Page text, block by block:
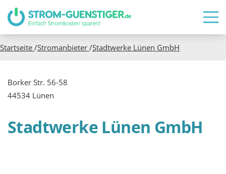
Startseite /Stromanbieter /Stadtwerke Lünen GmbH
Stadtwerke Lünen GmbH
Borker Str. 56-58
44534 Lünen